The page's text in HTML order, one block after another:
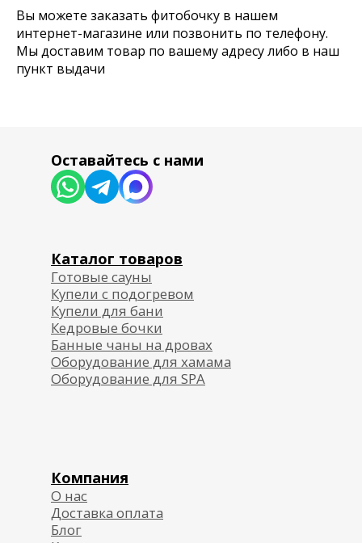
Вы можете заказать фитобочку в нашем
интернет-магазине или позвонить по телефону.
Мы доставим товар по вашему адресу либо в наш
пункт выдачи
Блог
Контакты